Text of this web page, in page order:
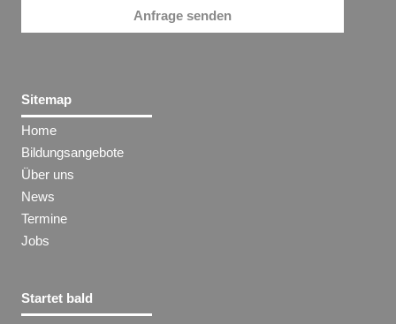
Anfrage senden
Sitemap
Home
Bildungsangebote
Über uns
News
Termine
Jobs
Startet bald